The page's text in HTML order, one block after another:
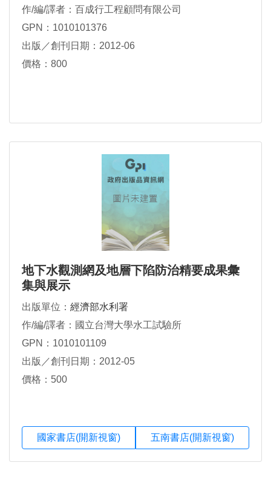
作/編/譯者：百成行工程顧問有限公司
GPN：1010101376
出版／創刊日期：2012-06
價格：800
地下水觀測網及地層下陷防治精要成果彙
集與展示
出版單位： 經濟部水利署
作/編/譯者：國立台灣大學水工試驗所
GPN：1010101109
出版／創刊日期：2012-05
價格：500
國家書店(開新視窗) 五南書店(開新視窗)